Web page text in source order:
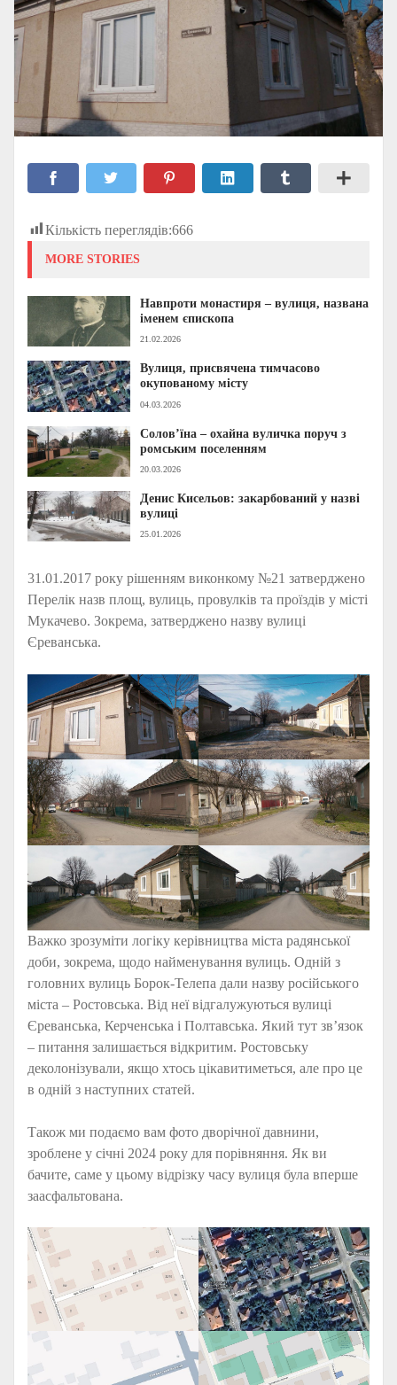
Кількість переглядів:666
MORE STORIES
Навпроти монастиря – вулиця, названа
іменем єпископа
21.02.2026
Вулиця, присвячена тимчасово
окупованому місту
04.03.2026
Солов’їна – охайна вуличка поруч з
ромським поселенням
20.03.2026
Денис Кисельов: закарбований у назві
вулиці
25.01.2026
31.01.2017 року рішенням виконкому №21 затверджено
Перелік назв площ, вулиць, провулків та проїздів у місті
Мукачево. Зокрема, затверджено назву вулиці
Єреванська.
Важко зрозуміти логіку керівництва міста радянської
доби, зокрема, щодо найменування вулиць. Одній з
головних вулиць Борок-Телепа дали назву російського
міста – Ростовська. Від неї відгалужуються вулиці
Єреванська, Керченська і Полтавська. Який тут зв’язок
– питання залишається відкритим. Ростовську
деколонізували, якщо хтось цікавитиметься, але про це
в одній з наступних статей.
Також ми подаємо вам фото дворічної давнини,
зроблене у січні 2024 року для порівняння. Як ви
бачите, саме у цьому відрізку часу вулиця була вперше
заасфальтована.